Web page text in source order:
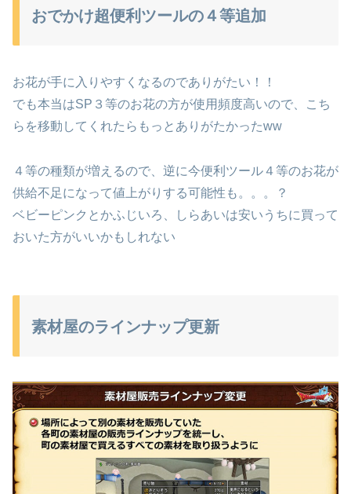
おでかけ超便利ツールの４等追加
お花が手に入りやすくなるのでありがたい！！
でも本当はSP３等のお花の方が使用頻度高いので、こち
らを移動してくれたらもっとありがたかったww
４等の種類が増えるので、逆に今便利ツール４等のお花が
供給不足になって値上がりする可能性も。。。？
ベビーピンクとかふじいろ、しらあいは安いうちに買って
おいた方がいいかもしれない
素材屋のラインナップ更新